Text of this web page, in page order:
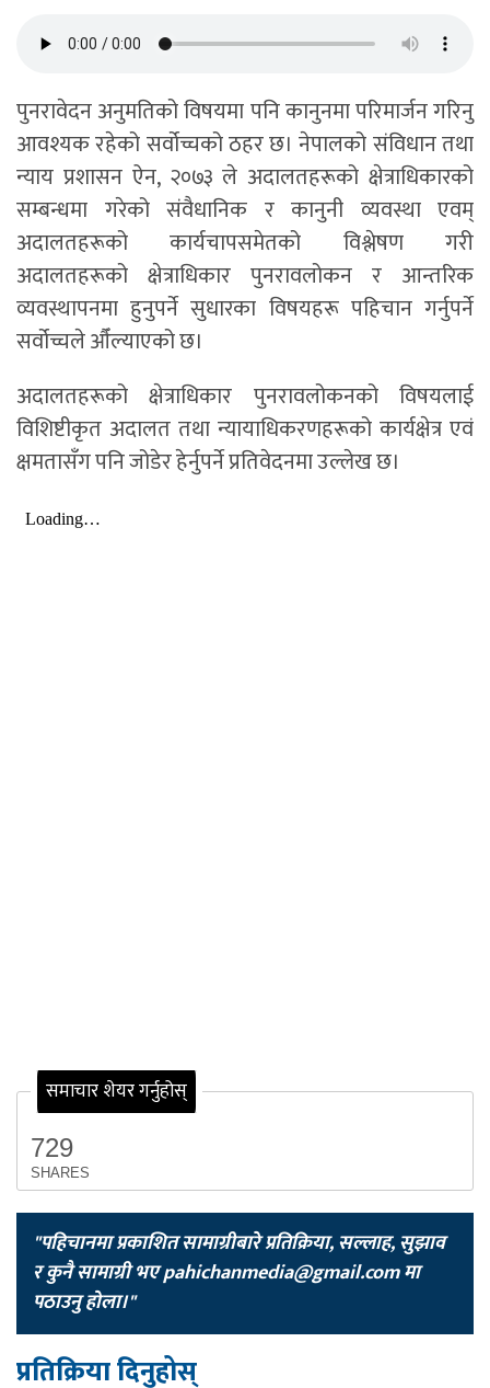
पुनरावेदन अनुमतिको विषयमा पनि कानुनमा परिमार्जन गरिनु
आवश्यक रहेको सर्वोच्चको ठहर छ। नेपालको संविधान तथा
न्याय प्रशासन ऐन, २०७३ ले अदालतहरूको क्षेत्राधिकारको
सम्बन्धमा गरेको संवैधानिक र कानुनी व्यवस्था एवम्
अदालतहरूको कार्यचापसमेतको विश्लेषण गरी
अदालतहरूको क्षेत्राधिकार पुनरावलोकन र आन्तरिक
व्यवस्थापनमा हुनुपर्ने सुधारका विषयहरू पहिचान गर्नुपर्ने
सर्वोच्चले औँल्याएको छ।
अदालतहरूको क्षेत्राधिकार पुनरावलोकनको विषयलाई
विशिष्टीकृत अदालत तथा न्यायाधिकरणहरूको कार्यक्षेत्र एवं
क्षमतासँग पनि जोडेर हेर्नुपर्ने प्रतिवेदनमा उल्लेख छ।
समाचार शेयर गर्नुहोस्
729
SHARES
"पहिचानमा प्रकाशित सामाग्रीबारे प्रतिक्रिया, सल्लाह, सुझाव
र कुनै सामाग्री भएpahichanmedia@gmail.comमा
पठाउनु होला।"
प्रतिक्रिया दिनुहोस्